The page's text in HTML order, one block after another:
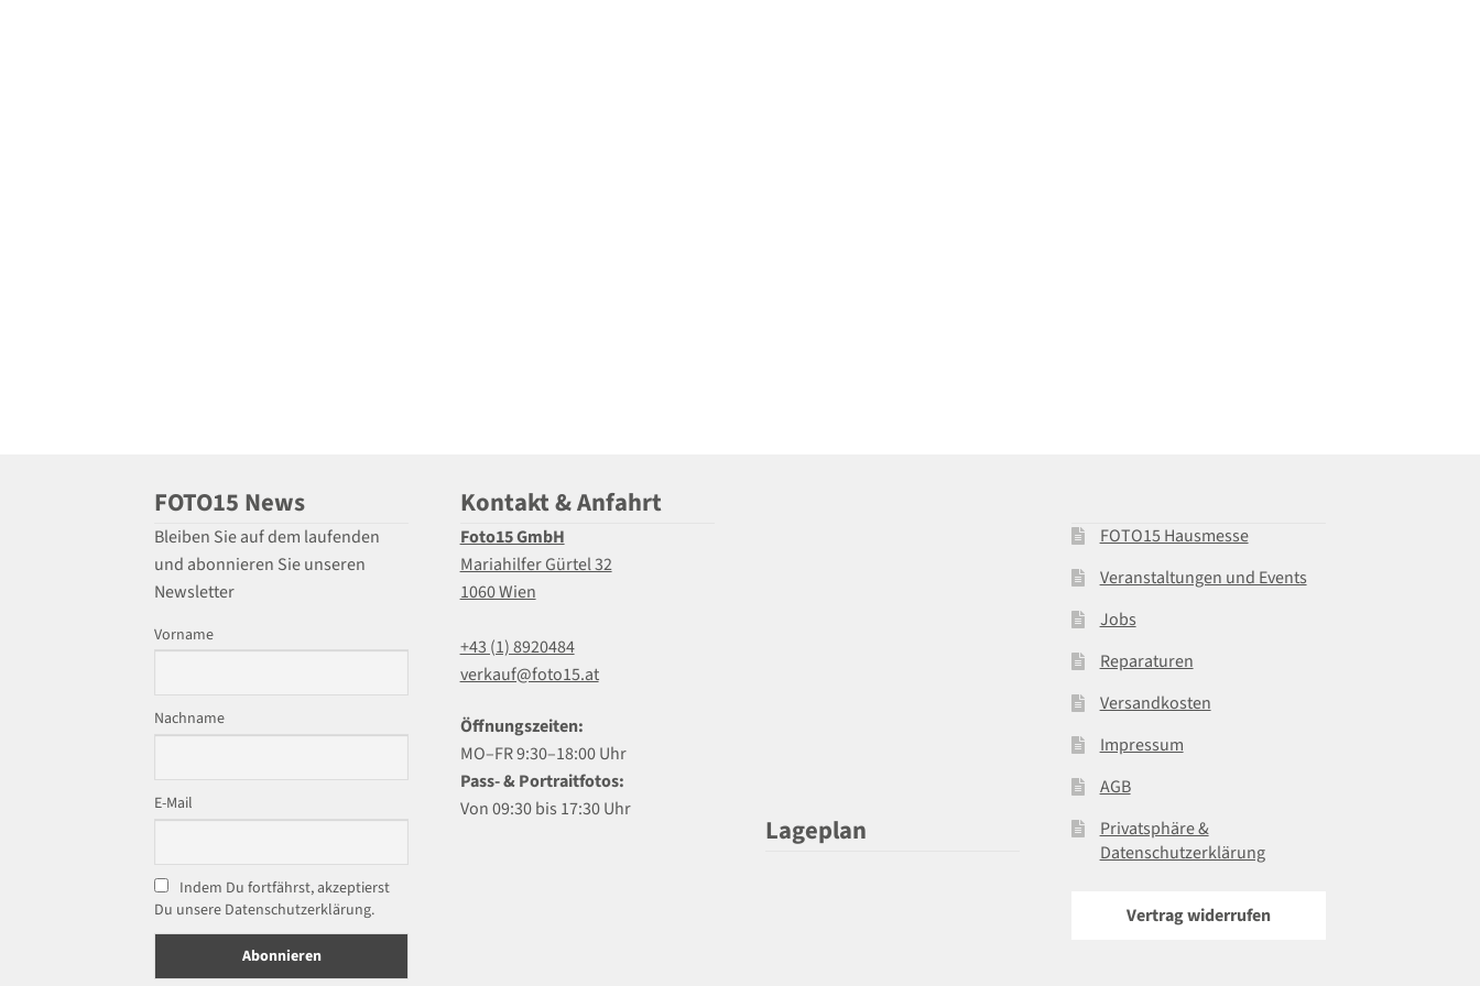
FOTO15 News
Bleiben Sie auf dem laufenden
und abonnieren Sie unseren
Newsletter
Vorname
Nachname
E-Mail
Indem Du fortfährst, akzeptierst
Du unsere Datenschutzerklärung.
Kontakt & Anfahrt
Foto15 GmbH
Mariahilfer Gürtel 32
1060 Wien
+43 (1) 8920484
verkauf@foto15.at
Öffnungszeiten:
MO–FR 9:30–18:00 Uhr
Pass- & Portraitfotos:
Von 09:30 bis 17:30 Uhr
Lageplan
FOTO15 Hausmesse
Veranstaltungen und Events
Jobs
Reparaturen
Versandkosten
Impressum
AGB
Privatsphäre &
Datenschutzerklärung
Vertrag widerrufen